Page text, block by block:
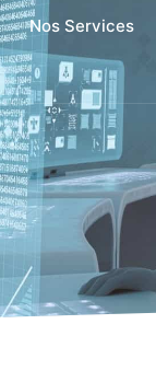
Nos Services